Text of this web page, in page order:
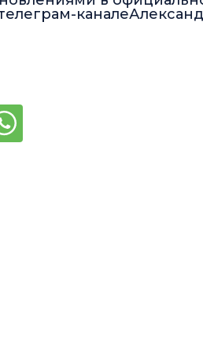
канале